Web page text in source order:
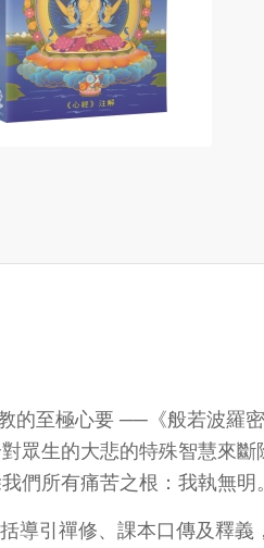
的至極心要 ──《般若波羅
眾生的大悲的特殊智慧來斷
們所有痛苦之根：我執無明。
導引禪修、課本口傳及釋義